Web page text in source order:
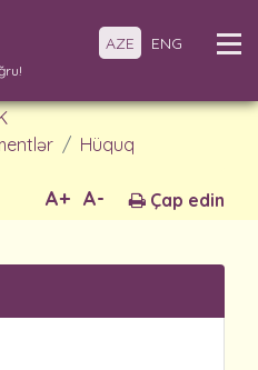
AZE ENG
Hüquq
Çap edin
A-
A+